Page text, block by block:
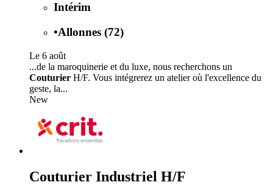
Intérim
•Allonnes (72)
Le 6 août
...de la maroquinerie et du luxe, nous recherchons un
Couturier H/F. Vous intégrerez un atelier où l'excellence du
geste, la...
New
Couturier Industriel H/F